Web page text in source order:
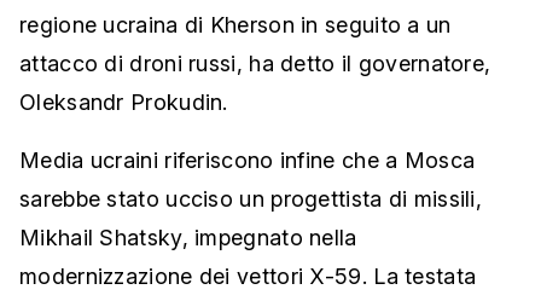
regione ucraina di Kherson in seguito a un
attacco di droni russi, ha detto il governatore,
Oleksandr Prokudin.
Media ucraini riferiscono infine che a Mosca
sarebbe stato ucciso un progettista di missili,
Mikhail Shatsky, impegnato nella
modernizzazione dei vettori X-59. La testata